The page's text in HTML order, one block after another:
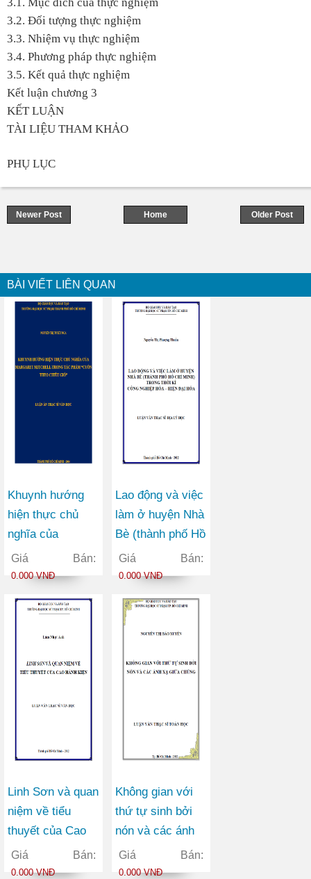
3.1. Mục đích của thực nghiệm
3.2. Đối tượng thực nghiệm
3.3. Nhiệm vụ thực nghiệm
3.4. Phương pháp thực nghiệm
3.5. Kết quả thực nghiệm
Kết luận chương 3
KẾT LUẬN
TÀI LIỆU THAM KHẢO
PHỤ LỤC
Newer Post Older Post
Home
BÀI VIẾT LIÊN QUAN
Khuynh hướng
hiện thực chủ
nghĩa của
Margaret Mitchell
trong tác phẩm
Giá Bán:
0.000 VNĐ
Lao động và việc
làm ở huyện Nhà
Bè (thành phố Hồ
Chí Minh) trong
thời kì công
đại hóa
Giá Bán:
0.000 VNĐ
Linh Sơn và quan
niệm về tiểu
thuyết của Cao
Hành Kiện
Giá Bán:
0.000 VNĐ
Không gian với
thứ tự sinh bởi
nón và các ánh
xạ giữa chúng
Giá Bán:
0.000 VNĐ